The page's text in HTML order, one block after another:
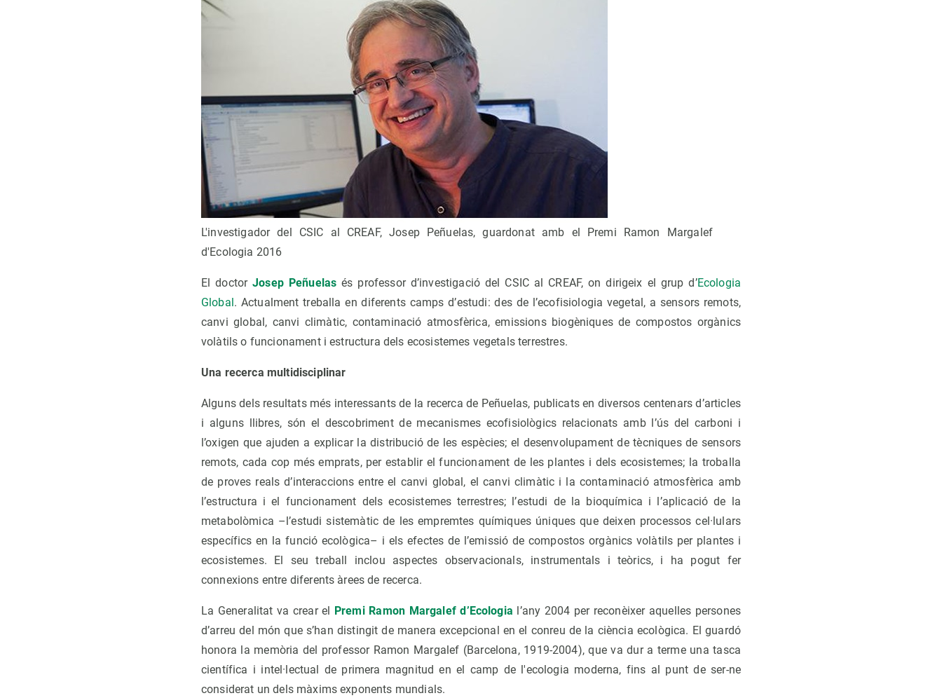
L'investigador del CSIC al CREAF, Josep Peñuelas, guardonat amb el Premi Ramon Margalef
d'Ecologia 2016
El doctorJosep Peñuelas és professor d’investigació del CSIC al CREAF, on dirigeix el grup d’Ecologia
Global. Actualment treballa en diferents camps d’estudi: des de l’ecofisiologia vegetal, a sensors remots,
canvi global, canvi climàtic, contaminació atmosfèrica, emissions biogèniques de compostos orgànics
volàtils o funcionament i estructura dels ecosistemes vegetals terrestres.
Una recerca multidisciplinar
Alguns dels resultats més interessants de la recerca de Peñuelas, publicats en diversos centenars d’articles
i alguns llibres, són el descobriment de mecanismes ecofisiològics relacionats amb l’ús del carboni i
l’oxigen que ajuden a explicar la distribució de les espècies; el desenvolupament de tècniques de sensors
remots, cada cop més emprats, per establir el funcionament de les plantes i dels ecosistemes; la troballa
de proves reals d’interaccions entre el canvi global, el canvi climàtic i la contaminació atmosfèrica amb
l’estructura i el funcionament dels ecosistemes terrestres; l’estudi de la bioquímica i l’aplicació de la
metabolòmica –l’estudi sistemàtic de les empremtes químiques úniques que deixen processos cel·lulars
específics en la funció ecològica– i els efectes de l’emissió de compostos orgànics volàtils per plantes i
ecosistemes. El seu treball inclou aspectes observacionals, instrumentals i teòrics, i ha pogut fer
connexions entre diferents àrees de recerca.
La Generalitat va crear el Premi Ramon Margalef d’Ecologia l’any 2004 per reconèixer aquelles persones
d’arreu del món que s’han distingit de manera excepcional en el conreu de la ciència ecològica. El guardó
honora la memòria del professor Ramon Margalef (Barcelona, 1919-2004), que va dur a terme una tasca
científica i intel·lectual de primera magnitud en el camp de l'ecologia moderna, fins al punt de ser-ne
considerat un dels màxims exponents mundials.